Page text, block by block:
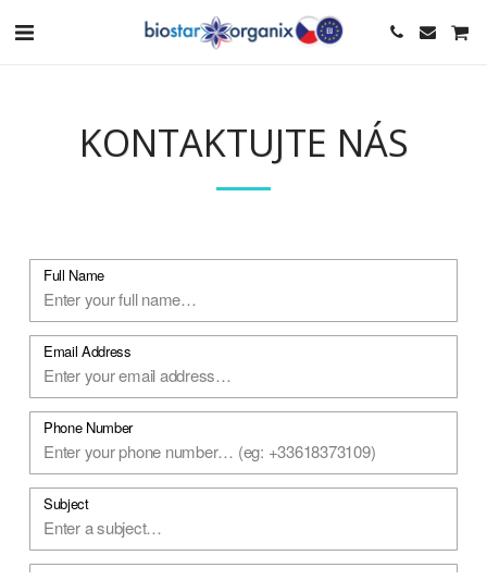
KONTAKTUJTE NÁS